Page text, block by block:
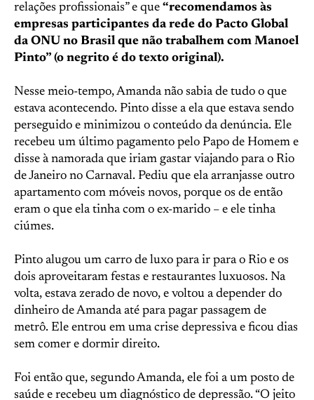
relações profissionais” e que “recomendamos às
empresas participantes da rede do Pacto Global
da ONU no Brasil que não trabalhem com Manoel
Pinto” (o negrito é do texto original).
Nesse meio-tempo, Amanda não sabia de tudo o que
estava acontecendo. Pinto disse a ela que estava sendo
perseguido e minimizou o conteúdo da denúncia. Ele
recebeu um último pagamento pelo Papo de Homem e
disse à namorada que iriam gastar viajando para o Rio
de Janeiro no Carnaval. Pediu que ela arranjasse outro
apartamento com móveis novos, porque os de então
eram o que ela tinha com o ex-marido – e ele tinha
ciúmes.
Pinto alugou um carro de luxo para ir para o Rio e os
dois aproveitaram festas e restaurantes luxuosos. Na
volta, estava zerado de novo, e voltou a depender do
dinheiro de Amanda até para pagar passagem de
metrô. Ele entrou em uma crise depressiva e ficou dias
sem comer e dormir direito.
Foi então que, segundo Amanda, ele foi a um posto de
saúde e recebeu um diagnóstico de depressão. “O jeito